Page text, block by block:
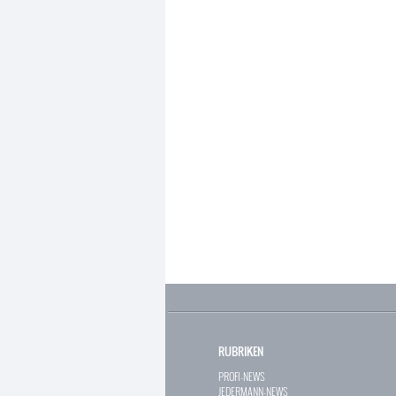
RUBRIKEN
PROFI-NEWS
JEDERMANN-NEWS